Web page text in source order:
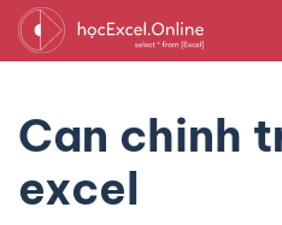
Can chinh
excel